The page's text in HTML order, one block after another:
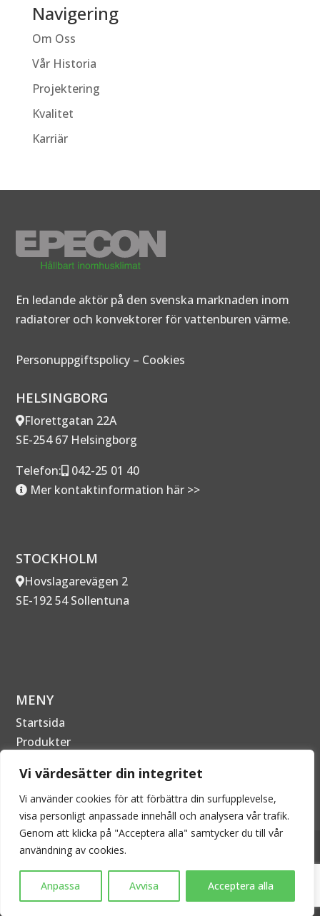
Vi värdesätter din integritet
Vi använder cookies för att förbättra din surfupplevelse,
visa personligt anpassade innehåll och analysera vår trafik.
Genom att klicka på "Acceptera alla" samtycker du till vår
användning av cookies.
Anpassa Avvisa Acceptera alla
Navigering
Om Oss
Vår Historia
Projektering
Kvalitet
Karriär
En ledande aktör på den svenska marknaden inom
radiatorer och konvektorer för vattenburen värme.
Personuppgiftspolicy – Cookies
HELSINGBORG
Florettgatan 22A
SE-254 67 Helsingborg
Telefon:
042-25 01 40
Mer kontaktinformation här >>
STOCKHOLM
Hovslagarevägen 2
SE-192 54 Sollentuna
MENY
Startsida
Produkter
Kontakta oss
2026 © EPECON AB - Alla rättigheter förbehållna. Kopiering